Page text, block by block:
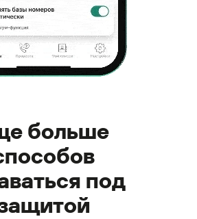
больше
под